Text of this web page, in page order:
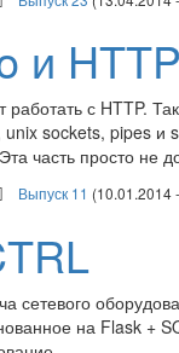
и HTTP
работать с HTTP.
sockets, pipes и
часть просто не
Выпуск 11 (10.01.2014
сетевого
на Flask +